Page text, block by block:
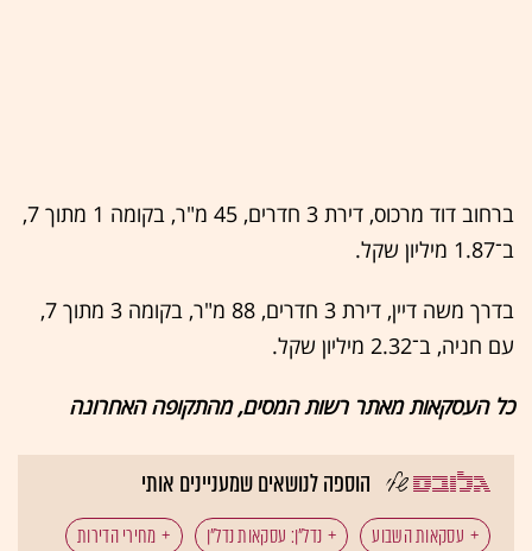
ברחוב דוד מרכוס, דירת 3 חדרים, 45 מ"ר, בקומה 1 מתוך 7,
ב־1.87 מיליון שקל.
בדרך משה דיין, דירת 3 חדרים, 88 מ"ר, בקומה 3 מתוך 7,
עם חניה, ב־2.32 מיליון שקל.
כל העסקאות מאתר רשות המסים, מהתקופה האחרונה
הוספה לנושאים שמעניינים אותי
עסקאות השבוע נדל"ן: עסקאות נדל"ן מחירי הדירות